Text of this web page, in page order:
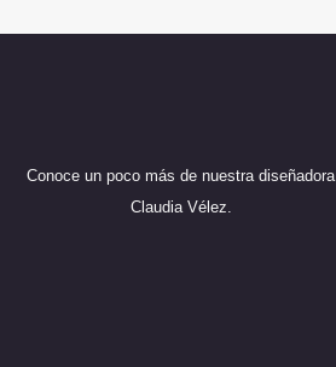
la
página
Conoce un poco más de nuestra diseñadora
Claudia Vélez.